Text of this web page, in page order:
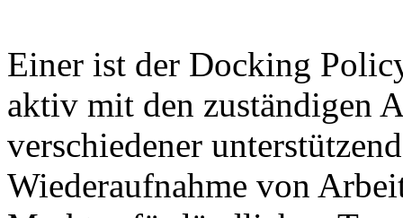
Einer ist der Docking
aktiv mit den zuständigen
verschiedener
Wiederaufnahme von